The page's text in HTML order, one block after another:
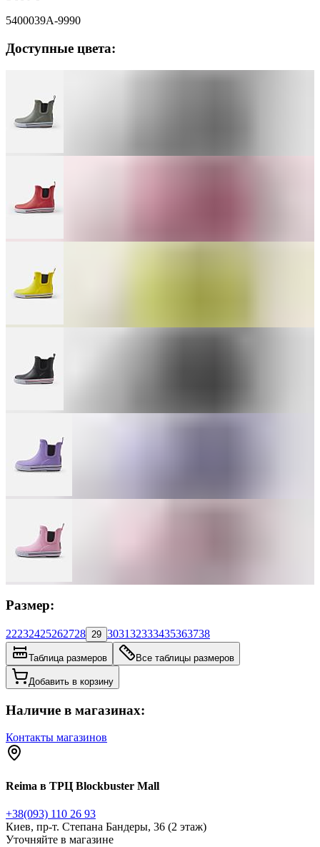
5400039A-9990
Доступные цвета:
Размер:
22232425262728 29 303132333435363738
Таблица размеров Все таблицы размеров
Добавить в корзину
Наличие в магазинах:
Контакты магазинов
Reima в ТРЦ Blockbuster Mall
+38(093) 110 26 93
Киев, пр-т. Степана Бандеры, 36 (2 этаж)
Уточняйте в магазине